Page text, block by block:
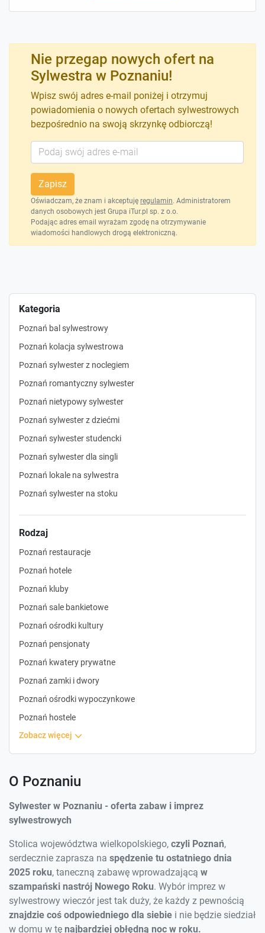
Kategoria
Poznań bal sylwestrowy
Poznań kolacja sylwestrowa
Poznań sylwester z noclegiem
Poznań romantyczny sylwester
Poznań nietypowy sylwester
Poznań sylwester z dziećmi
Poznań sylwester studencki
Poznań sylwester dla singli
Poznań lokale na sylwestra
Poznań sylwester na stoku
Rodzaj
Poznań restauracje
Poznań hotele
Poznań kluby
Poznań sale bankietowe
Poznań ośrodki kultury
Poznań pensjonaty
Poznań kwatery prywatne
Poznań zamki i dwory
Poznań ośrodki wypoczynkowe
Poznań hostele
zobacz więcej
Nie przegap nowych ofert na
Sylwestra w Poznaniu!
Wpisz swój adres e-mail poniżej i otrzymuj
powiadomienia o nowych ofertach sylwestrowych
bezpośrednio na swoją skrzynkę odbiorczą!
Zapisz
Oświadczam, że znam i akceptuję regulamin. Administratorem
danych osobowych jest Grupa iTur.pl sp. z o.o.
Podając adres email wyrażam zgodę na otrzymywanie
wiadomości handlowych drogą elektroniczną.
O Poznaniu
Sylwester w Poznaniu - oferta zabaw i imprez
sylwestrowych
Stolica województwa wielkopolskiego, czyli Poznań,
serdecznie zaprasza na spędzenie tu ostatniego dnia
2025 roku, taneczną zabawę wprowadzającą w
szampański nastrój Nowego Roku. Wybór imprez w
sylwestrowy wieczór jest tak duży, że każdy z pewnością
znajdzie coś odpowiedniego dla siebie i nie będzie siedział
w domu w tę najbardziej obłędną noc w roku.